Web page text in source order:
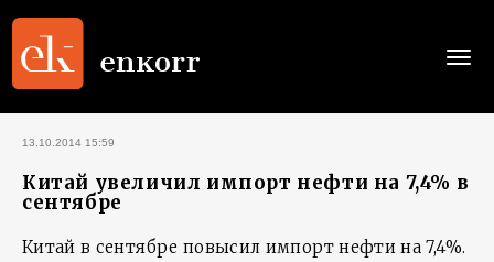
13.10.2014 15:59
Китай увеличил импорт нефти на 7,4% в
сентябре
Китай в сентябре повысил импорт нефти на 7,4%.